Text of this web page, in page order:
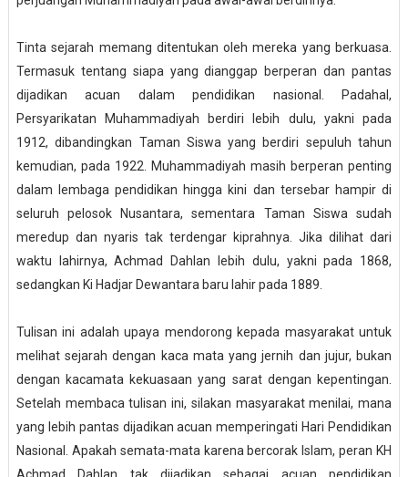
Tinta sejarah memang ditentukan oleh mereka yang berkuasa.
Termasuk tentang siapa yang dianggap berperan dan pantas
dijadikan acuan dalam pendidikan nasional. Padahal,
Persyarikatan Muhammadiyah berdiri lebih dulu, yakni pada
1912, dibandingkan Taman Siswa yang berdiri sepuluh tahun
kemudian, pada 1922. Muhammadiyah masih berperan penting
dalam lembaga pendidikan hingga kini dan tersebar hampir di
seluruh pelosok Nusantara, sementara Taman Siswa sudah
meredup dan nyaris tak terdengar kiprahnya. Jika dilihat dari
waktu lahirnya, Achmad Dahlan lebih dulu, yakni pada 1868,
sedangkan Ki Hadjar Dewantara baru lahir pada 1889.
Tulisan ini adalah upaya mendorong kepada masyarakat untuk
melihat sejarah dengan kaca mata yang jernih dan jujur, bukan
dengan kacamata kekuasaan yang sarat dengan kepentingan.
Setelah membaca tulisan ini, silakan masyarakat menilai, mana
yang lebih pantas dijadikan acuan memperingati Hari Pendidikan
Nasional. Apakah semata-mata karena bercorak Islam, peran KH